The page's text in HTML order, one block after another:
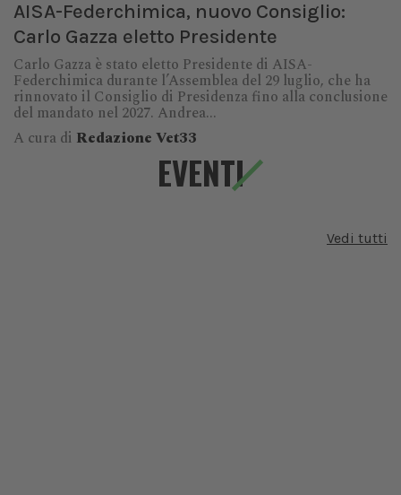
AISA-Federchimica, nuovo Consiglio:
Carlo Gazza eletto Presidente
Carlo Gazza è stato eletto Presidente di AISA-
Federchimica durante l’Assemblea del 29 luglio, che ha
rinnovato il Consiglio di Presidenza fino alla conclusione
del mandato nel 2027. Andrea...
A cura di Redazione Vet33
EVENTI
Vedi tutti